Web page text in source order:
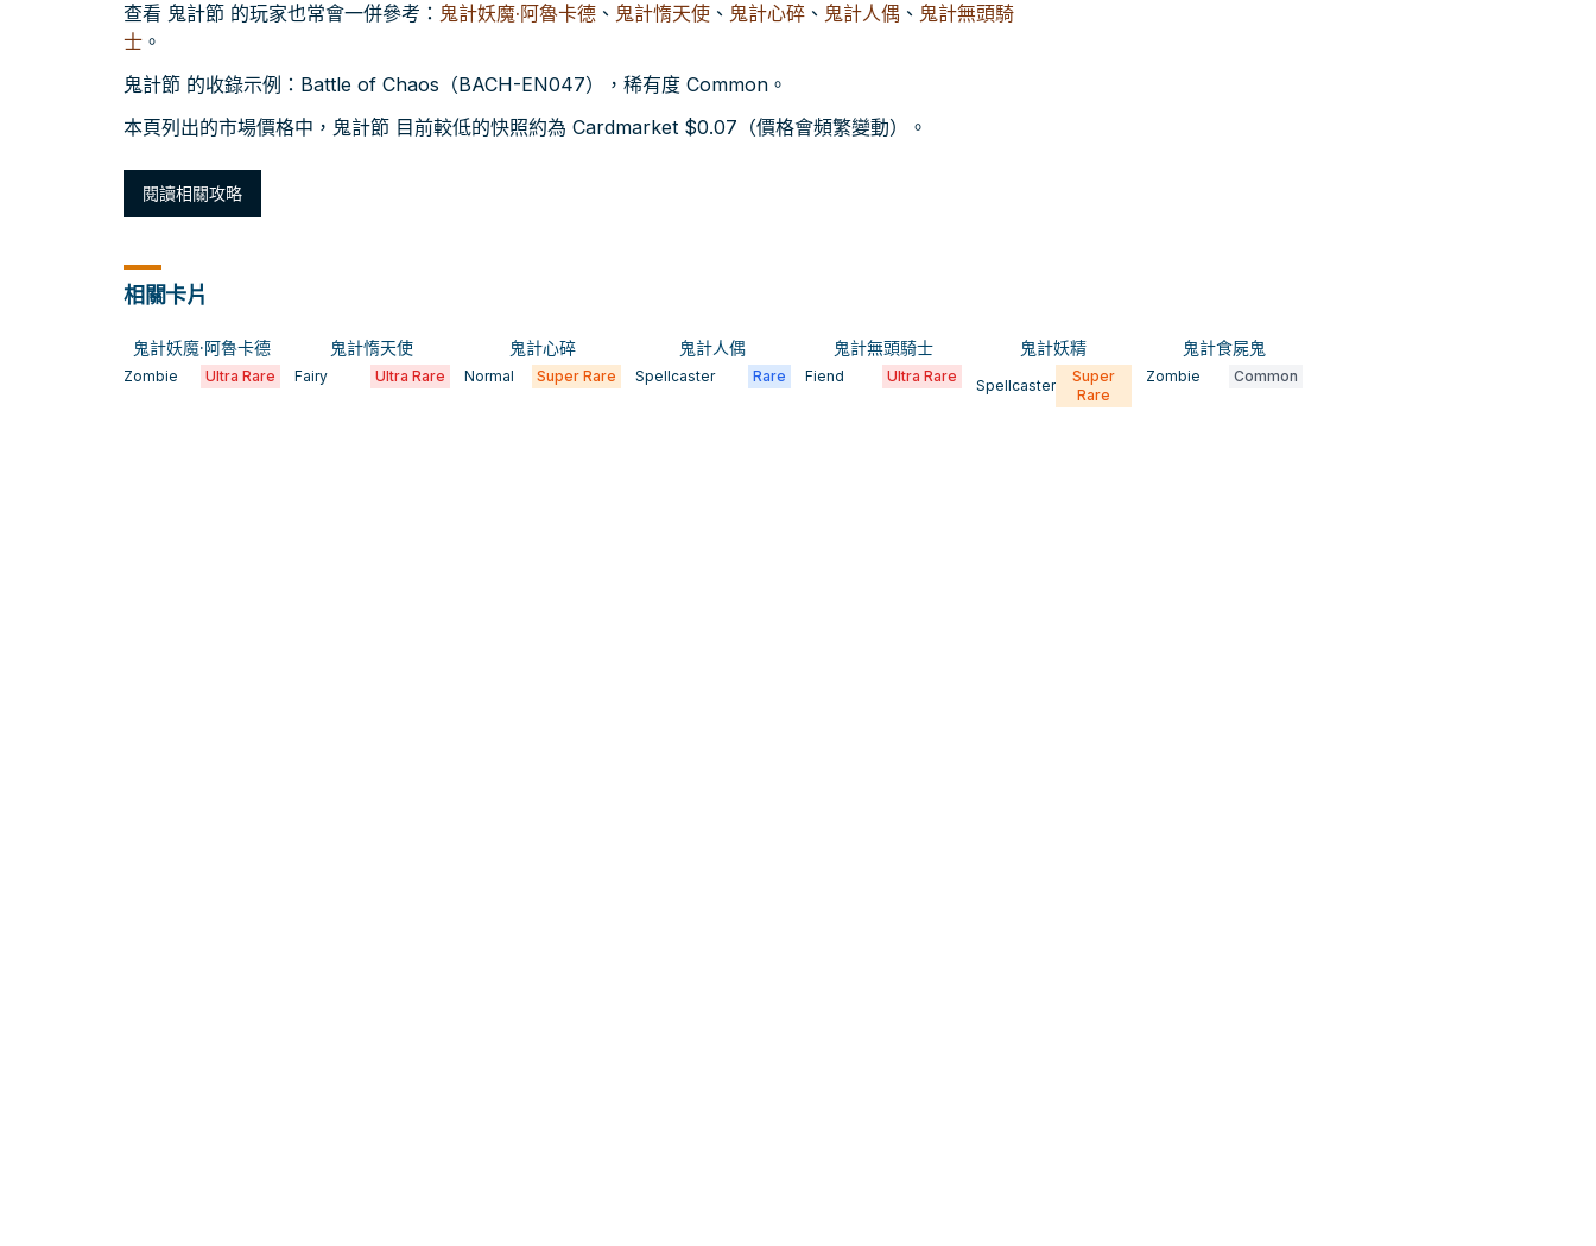
查看 鬼計節 的玩家也常會一併參考： 鬼計妖魔·阿魯卡德 、 鬼計惰天使 、 鬼計心碎 、 鬼計人偶 、 鬼計無頭騎
士 。
鬼計節 的收錄示例：Battle of Chaos（BACH-EN047），稀有度 Common。
本頁列出的市場價格中，鬼計節 目前較低的快照約為 Cardmarket $0.07（價格會頻繁變動）。
閱讀相關攻略
相關卡片
鬼計妖魔·阿魯卡德
Zombie Ultra Rare
鬼計惰天使
Fairy Ultra Rare
鬼計心碎
Normal Super Rare
鬼計人偶
Spellcaster Rare
鬼計無頭騎士
Fiend Ultra Rare
鬼計妖精
Spellcaster
Super
Rare
鬼計食屍鬼
Zombie Common